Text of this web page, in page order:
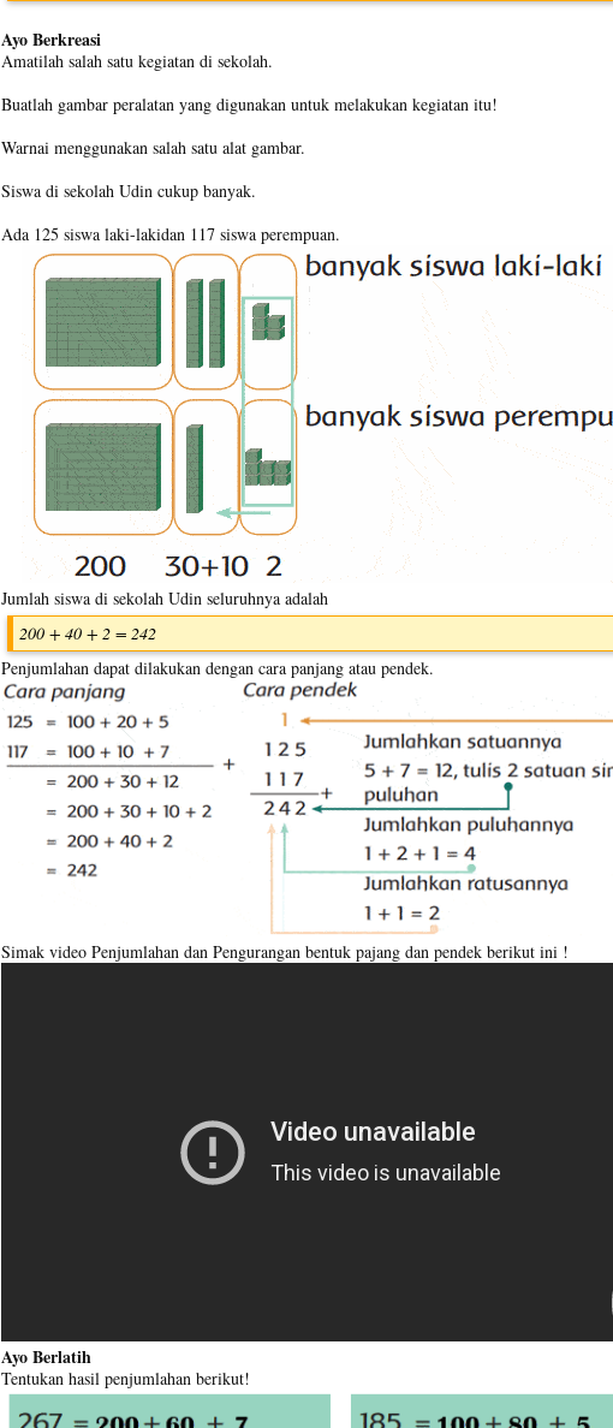
Ayo Berkreasi
Amatilah salah satu kegiatan di sekolah.
Buatlah gambar peralatan yang digunakan untuk melakukan kegiatan itu!
Warnai menggunakan salah satu alat gambar.
Siswa di sekolah Udin cukup banyak.
Ada 125 siswa laki-lakidan 117 siswa perempuan.
Jumlah siswa di sekolah Udin seluruhnya adalah
200 + 40 + 2 = 242
Penjumlahan dapat dilakukan dengan cara panjang atau pendek.
Simak video Penjumlahan dan Pengurangan bentuk pajang dan pendek berikut ini !
Ayo Berlatih
Tentukan hasil penjumlahan berikut!